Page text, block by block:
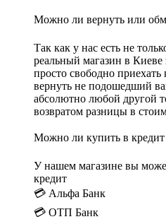
Можно ли вернуть или
Так как у нас есть не
реальный магазин в
просто свободно
вернуть не подошедший
абсолютно любой другой
возвратом разницы в
Можно ли купить в кредит
У нашем магазине вы
кредит
💳 Альфа Банк
💳 ОТП